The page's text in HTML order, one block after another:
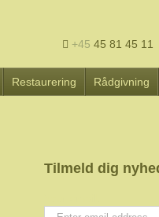
+45 45 81 45 11
Restaurering Rådgivning
Tilmeld dig